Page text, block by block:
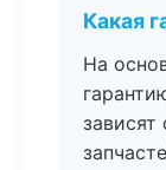
Какая
На
зависят